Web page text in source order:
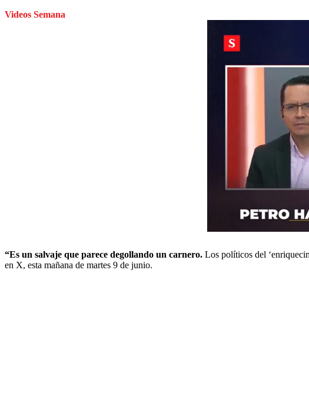
Videos Semana
“Es un salvaje que parece degollando un carnero. Los políticos del
en X, esta mañana de martes 9 de junio.